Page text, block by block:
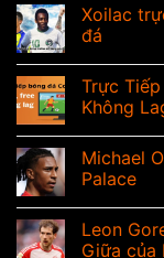
Xoilac
đá
Trực
Không
Michael
Palace
Leon
Giữa